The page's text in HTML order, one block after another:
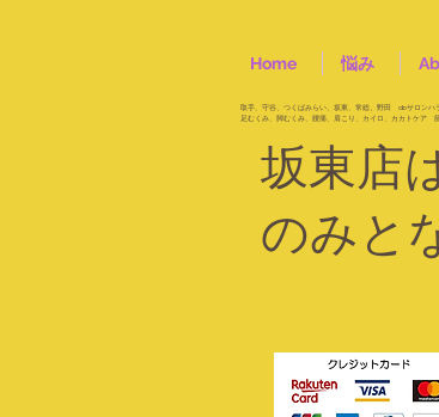
Home 悩み
取手、守谷、つくばみらい、坂東、常総、野田 cbサロンハ
足むくみ、脚むくみ、腰痛、肩こり、カイロ、カカトケ
坂東店
のみと